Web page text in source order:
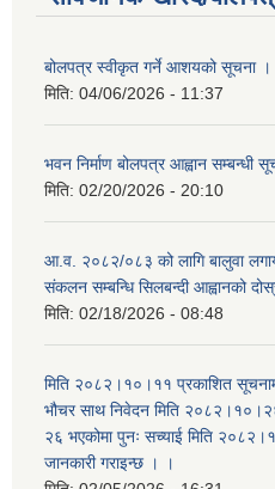
बोलपत्र स्वीकृत गर्ने आशयको सूचना ।
मिति: 04/06/2026 - 11:37
भवन निर्माण बोलपत्र आह्वान सम्बन्धी
मिति: 02/20/2026 - 20:10
आ.व. २०८२/०८३ को लागि बालुवा
संकलन सम्बन्धि सिलबन्दी आह्वानको
मिति: 02/18/2026 - 08:48
मिति २०८२।१०।११ प्रकाशित
भौचर साथ निवेदन मिति
२६ भएकोमा पुनः सच्याई मिति
जानकारी गराइन्छ । ।